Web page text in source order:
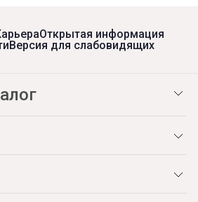
Открытая информация
Версия для слабовидящих